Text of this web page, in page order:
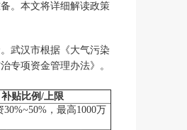
。本文将详细解读政策
武汉市根据《大气污染
专项资金管理办法》。
补贴比例/上限
，最高1000万